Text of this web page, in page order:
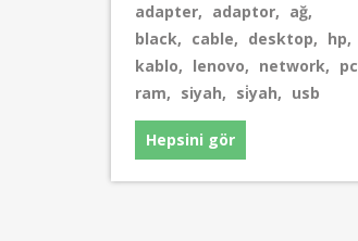
adapter, adaptor, ağ,
black, cable, desktop, hp,
kablo, lenovo, network, pc
ram, siyah, si̇yah, usb
Hepsini gör